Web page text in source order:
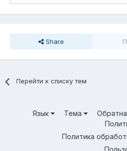
Share
Перейти к списку тем
Язык Тема
Политика